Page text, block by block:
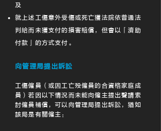
及
就上述工傷意外受傷或死亡獲法院依普通法
判給而未獲支付的損害賠償，但會以「濟助
付款」的方式支付。
向管理局提出訴訟
工傷僱員（或因工亡殁僱員的合資格家庭成
員）若因以下情況而未能向僱主提出聲請索
討僱員補償，可以向管理局提出訴訟，猶如
該局是有關僱主：